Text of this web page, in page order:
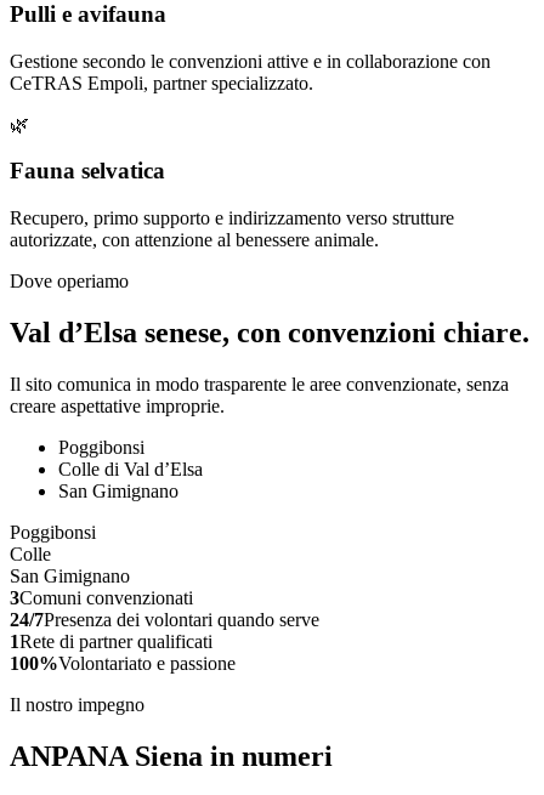
Pulli e avifauna
Gestione secondo le convenzioni attive e in collaborazione con
CeTRAS Empoli, partner specializzato.
🌿
Fauna selvatica
Recupero, primo supporto e indirizzamento verso strutture
autorizzate, con attenzione al benessere animale.
Dove operiamo
Val d’Elsa senese, con convenzioni chiare.
Il sito comunica in modo trasparente le aree convenzionate, senza
creare aspettative improprie.
Poggibonsi
Colle di Val d’Elsa
San Gimignano
Poggibonsi
Colle
San Gimignano
3Comuni convenzionati
24/7Presenza dei volontari quando serve
1Rete di partner qualificati
100%Volontariato e passione
Il nostro impegno
ANPANA Siena in numeri